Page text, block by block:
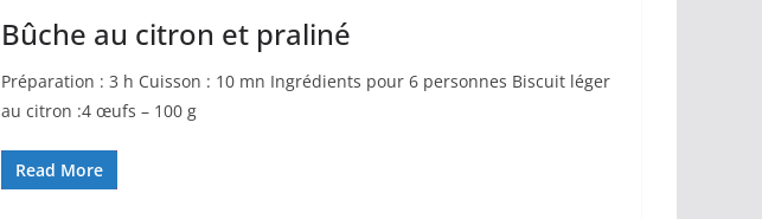
Bûche au citron et praliné
Préparation : 3 h Cuisson : 10 mn Ingrédients pour 6 personnes Biscuit léger
au citron :4 œufs – 100 g
Read More